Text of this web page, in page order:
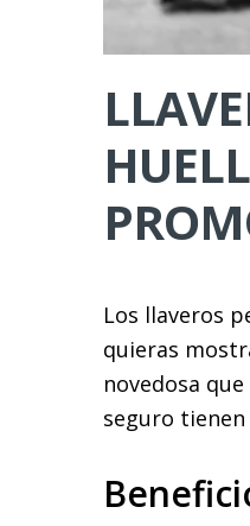
Los llaveros
quieras
novedosa
seguro